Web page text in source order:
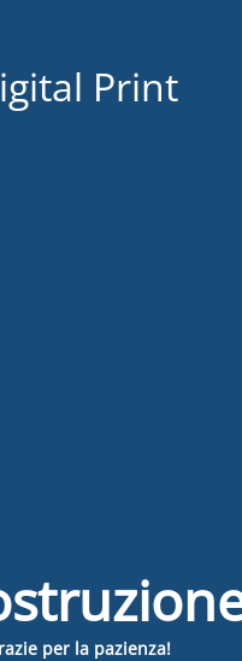
Print
per la pazienza!